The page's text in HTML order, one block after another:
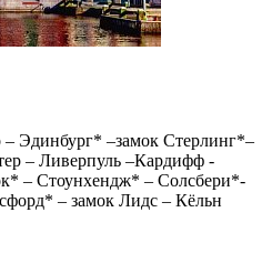
Эдинбург* –замок Стерлинг*–
– Ливерпуль –Кардифф -
– Стоунхендж* – Солсбери*-
– замок Лидс – Кёльн